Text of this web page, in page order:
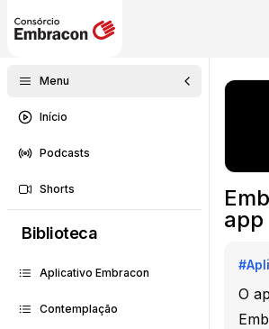
Menu
Início
Podcasts
Shorts
Biblioteca
Aplicativo Embracon
Contemplação
app
#
O